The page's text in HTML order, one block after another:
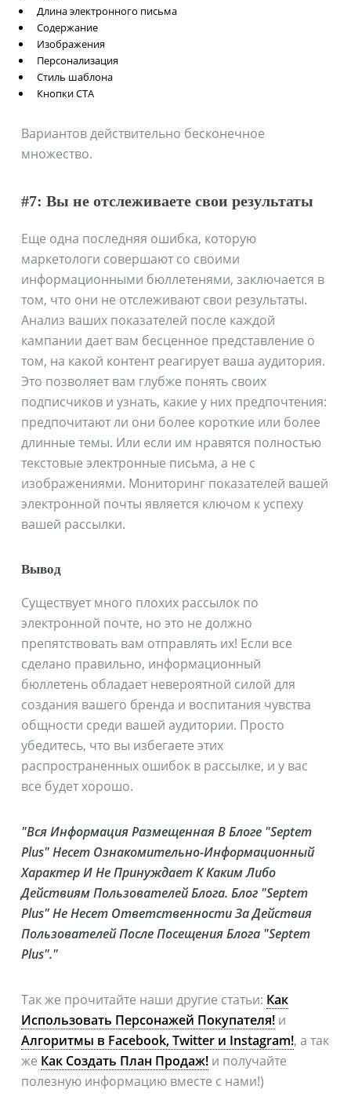
Длина электронного письма
Содержание
Изображения
Персонализация
Стиль шаблона
Кнопки CTA
Вариантов действительно бесконечное
множество.
#7: Вы не отслеживаете свои результаты
Еще одна последняя ошибка, которую
маркетологи совершают со своими
информационными бюллетенями, заключается в
том, что они не отслеживают свои результаты.
Анализ ваших показателей после каждой
кампании дает вам бесценное представление о
том, на какой контент реагирует ваша аудитория.
Это позволяет вам глубже понять своих
подписчиков и узнать, какие у них предпочтения:
предпочитают ли они более короткие или более
длинные темы. Или если им нравятся полностью
текстовые электронные письма, а не с
изображениями. Мониторинг показателей вашей
электронной почты является ключом к успеху
вашей рассылки.
Вывод
Существует много плохих рассылок по
электронной почте, но это не должно
препятствовать вам отправлять их! Если все
сделано правильно, информационный
бюллетень обладает невероятной силой для
создания вашего бренда и воспитания чувства
общности среди вашей аудитории. Просто
убедитесь, что вы избегаете этих
распространенных ошибок в рассылке, и у вас
все будет хорошо.
"Вся Информация Размещенная В Блоге "Septem
Plus" Несет Ознакомительно-Информационный
Характер И Не Принуждает К Каким Либо
Действиям Пользователей Блога. Блог "Septem
Plus" Не Несет Ответственности За Действия
Пользователей После Посещения Блога "Septem
Plus"."
Так же прочитайте наши другие статьи: Как
Использовать Персонажей Покупателя!и
Алгоритмы в Facebook, Twitter и Instagram!, а так
же Как Создать План Продаж!и получайте
полезную информацию вместе с нами!)